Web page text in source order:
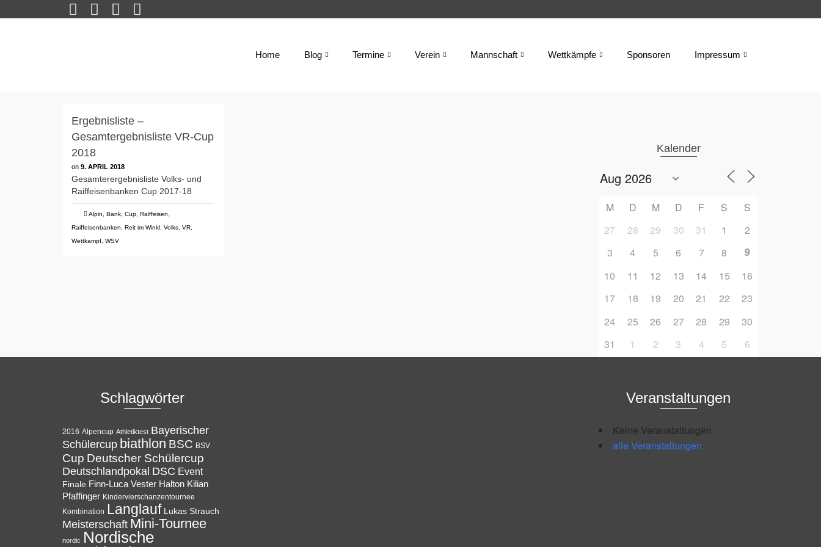
Home Blog Termine Verein Mannschaft Wettkämpfe Sponsoren Impressum
Ergebnisliste –
Gesamtergebnisliste VR-Cup
2018
on 9. APRIL 2018
Gesamterergebnisliste Volks- und
Raiffeisenbanken Cup 2017-18
Alpin Bank Cup Raiffeisen
Raiffeisenbanken
Reit im Winkl Volks VR
Wettkampf WSV
Kalender
M D M D F S
S
27
28 29 30 31 1
2
3
4 5 6 7 8
9
10
11 12 13 14 15
16
17
18 19 20 21 22
23
24
25 26 27 28 29
30
31
1 2 3 4 5 6
Schlagwörter
2016 Alpencup Athletiktest Bayerischer
Schülercup biathlon BSC BSV
Cup Deutscher Schülercup
Deutschlandpokal DSC Event
Finale Finn-Luca Vester Halton Kilian
Pfaffinger Kindervierschanzentournee
Kombination Langlauf Lukas Strauch
Meisterschaft Mini-Tournee
nordic Nordische
Veranstaltungen
Keine Veranstaltungen
alle Veranstaltungen